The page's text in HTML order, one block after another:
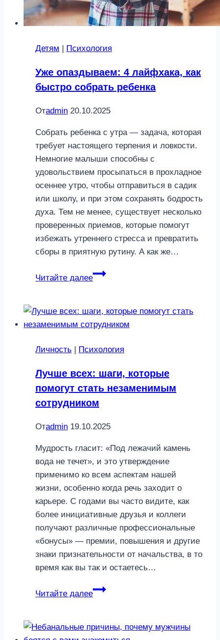
Детям Психология
Уже опаздываем: 4 лайфхака, как
быстро собрать ребенка
Отadmin 20.10.2025
Собрать ребенка с утра — задача, которая
требует настоящего терпения и ловкости.
Немногие малыши способны с
удовольствием просыпаться в прохладное
осеннее утро, чтобы отправиться в садик
или школу, и при этом сохранять бодрость
духа. Тем не менее, существует несколько
проверенных приемов, которые помогут
избежать утреннего стресса и превратить
сборы в приятную рутину. А как же…
Читайте далее
Уже
лайфхака,
как
собрать
Личность Психология
Лучше всех: шаги, которые
помогут стать незаменимым
сотрудником
Отadmin 19.10.2025
Мудрость гласит: «Под лежачий камень
вода не течет», и это утверждение
применимо ко всем аспектам нашей
жизни, особенно когда речь заходит о
карьере. С годами вы часто видите, как
более инициативные друзья и коллеги
получают различные профессиональные
«бонусы» — премии, повышения и другие
знаки признательности от начальства, в то
время как вы так и остаетесь…
Читайте далее
Лучше
которые